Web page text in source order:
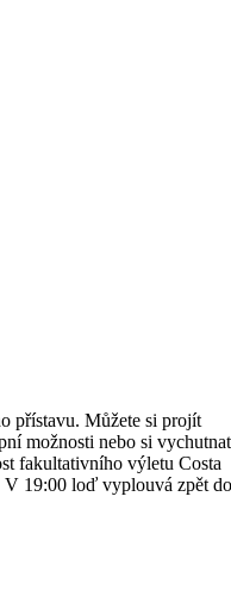
přístavu. Můžete si projít
možnosti nebo si vychutnat
fakultativního výletu Costa
V 19:00 loď vyplouvá zpět do